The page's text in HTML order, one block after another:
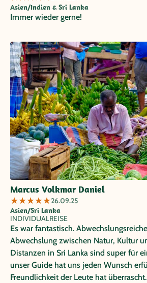
Asien/Indien & Sri Lanka
Immer wieder gerne!
Marcus Volkmar Daniel
★★★★★26.09.25
Asien/Sri Lanka
INDIVIDUALREISE
Es war fantastisch.
Abwechslung zwischen Natur, Kultur
Distanzen in Sri Lanka sind super für
unser Guide hat uns jeden Wunsch
Freundlichkeit der Leute hat